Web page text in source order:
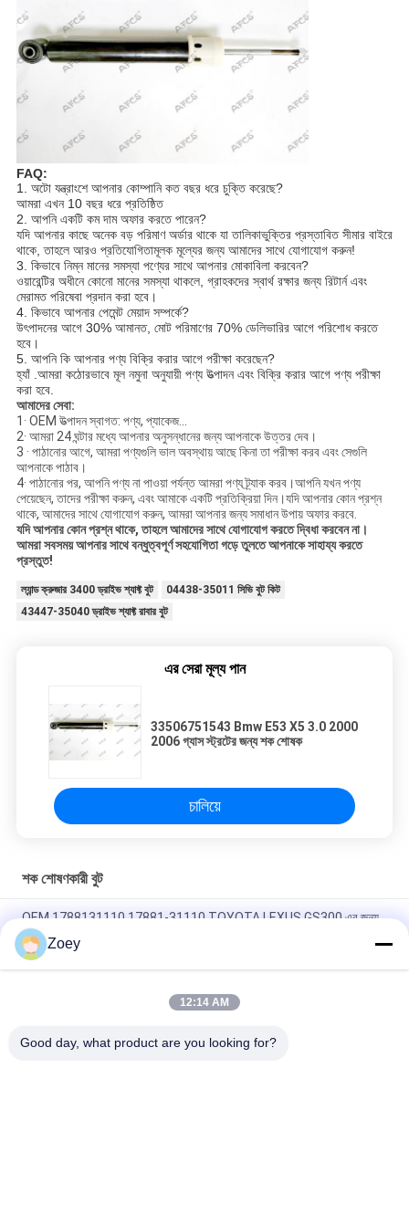
FAQ:
1. অটো যন্ত্রাংশে আপনার কোম্পানি কত বছর ধরে চুক্তি করেছে?
আমরা এখন 10 বছর ধরে প্রতিষ্ঠিত
2. আপনি একটি কম দাম অফার করতে পারেন?
যদি আপনার কাছে অনেক বড় পরিমাণ অর্ডার থাকে যা তালিকাভুক্তির প্রস্তাবিত সীমার বাইরে
থাকে, তাহলে আরও প্রতিযোগিতামূলক মূল্যের জন্য আমাদের সাথে যোগাযোগ করুন!
3. কিভাবে নিম্ন মানের সমস্যা পণ্যের সাথে আপনার মোকাবিলা করবেন?
ওয়ারেন্টির অধীনে কোনো মানের সমস্যা থাকলে, গ্রাহকদের স্বার্থ রক্ষার জন্য রিটার্ন এবং
মেরামত পরিষেবা প্রদান করা হবে।
4. কিভাবে আপনার পেমেন্ট মেয়াদ সম্পর্কে?
উৎপাদনের আগে 30% আমানত, মোট পরিমাণের 70% ডেলিভারির আগে পরিশোধ করতে
হবে।
5. আপনি কি আপনার পণ্য বিক্রি করার আগে পরীক্ষা করেছেন?
হ্যাঁ .আমরা কঠোরভাবে মূল নমুনা অনুযায়ী পণ্য উত্পাদন এবং বিক্রি করার আগে পণ্য পরীক্ষা
করা হবে.
আমাদের সেবা:
1· OEM উত্পাদন স্বাগত: পণ্য, প্যাকেজ...
2· আমরা 24 ঘন্টার মধ্যে আপনার অনুসন্ধানের জন্য আপনাকে উত্তর দেব।
3 · পাঠানোর আগে, আমরা পণ্যগুলি ভাল অবস্থায় আছে কিনা তা পরীক্ষা করব এবং সেগুলি
আপনাকে পাঠাব।
4· পাঠানোর পর, আপনি পণ্য না পাওয়া পর্যন্ত আমরা পণ্য ট্র্যাক করব।আপনি যখন পণ্য
পেয়েছেন, তাদের পরীক্ষা করুন, এবং আমাকে একটি প্রতিক্রিয়া দিন।যদি আপনার কোন প্রশ্ন
থাকে, আমাদের সাথে যোগাযোগ করুন, আমরা আপনার জন্য সমাধান উপায় অফার করবে.
যদি আপনার কোন প্রশ্ন থাকে, তাহলে আমাদের সাথে যোগাযোগ করতে দ্বিধা করবেন না।
আমরা সবসময় আপনার সাথে বন্ধুত্বপূর্ণ সহযোগিতা গড়ে তুলতে আপনাকে সাহায্য করতে
প্রস্তুত!
ল্যান্ড ক্রুজার 3400 ড্রাইভ শ্যাফ্ট বুট
04438-35011 সিভি বুট কিট
43447-35040 ড্রাইভ শ্যাফ্ট রাবার বুট
এর সেরা মূল্য পান
33506751543 Bmw E53 X5 3.0 2000
2006 গ্যাস স্ট্রটের জন্য শক শোষক
চালিয়ে
শক শোষণকারী বুট
OEM 1788131110 17881-31110 TOYOTA LEXUS GS300 এর জন্য
এয়ার ইনটেক পাইপ টিউব
৪৫৫৩৫-২৮০২০ ৪৫৫৩৫-২৬০৩০ স্টিয়ারিং বুট টয়োটা লিটেস বাসের জন্য ১৯৯২-১৯৯৫
28323-AG000 MN156753 CV জয়েন্ট বুট জন্য MAZDA CX-7 ((ER)
Zoey
12:14 AM
Good day, what product are you looking for?